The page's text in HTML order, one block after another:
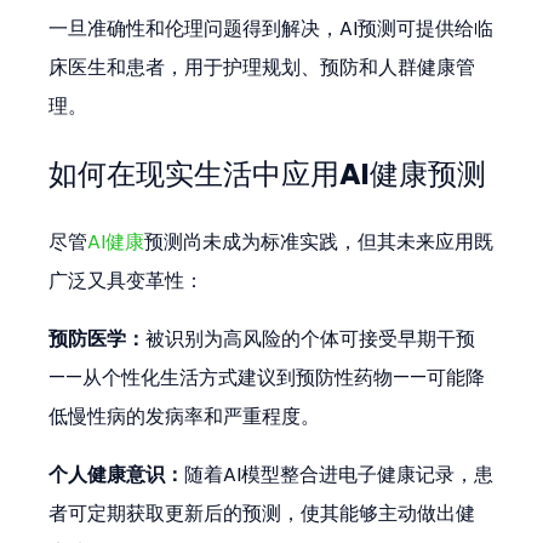
一旦准确性和伦理问题得到解决，AI预测可提供给临
床医生和患者，用于护理规划、预防和人群健康管
理。
如何在现实生活中应用AI健康预测
尽管AI健康预测尚未成为标准实践，但其未来应用既
广泛又具变革性：
预防医学：被识别为高风险的个体可接受早期干预
——从个性化生活方式建议到预防性药物——可能降
低慢性病的发病率和严重程度。
个人健康意识：随着AI模型整合进电子健康记录，患
者可定期获取更新后的预测，使其能够主动做出健